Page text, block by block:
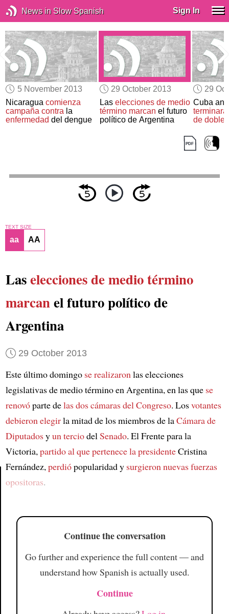
News in Slow Spanish Sign In
5 November 2013
Nicaraguacomienza
campaña contra la
enfermedad del dengue
29 October 2013
Las elecciones de medio
término marcan el futuro
político de Argentina
29
Cuba
terminará
de doble
TEXT SIZE
aa AA
Laselecciones de medio término
marcanel futuro político de
Argentina
29 October 2013
Este último domingo se realizaronlas elecciones
legislativas de medio término en Argentina, en las que se
renovóparte delas dos cámaras del Congreso. Losvotantes
debieron elegirla mitad de los miembros de laCámara de
Diputadosyun terciodelSenado. El Frente para la
Victoria,partido al que pertenece la presidenteCristina
Fernández,perdiópopularidad y surgieron nuevas fuerzas
opositoras.
Continue the conversation
Go further and experience the full content — and
understand how Spanish is actually used.
Continue